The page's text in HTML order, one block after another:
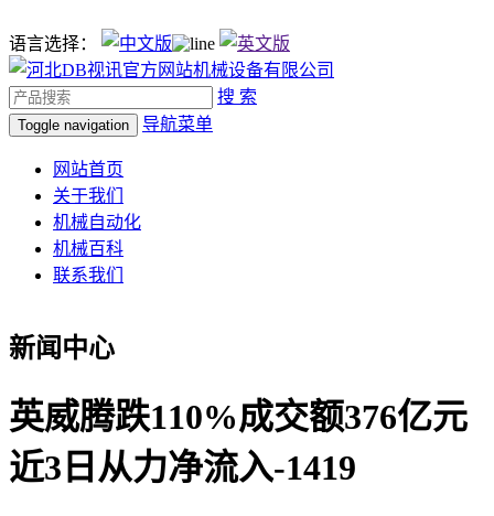
语言选择：
搜 索
Toggle navigation 导航菜单
网站首页
关于我们
机械自动化
机械百科
联系我们
新闻中心
英威腾跌110%成交额376亿元
近3日从力净流入-1419